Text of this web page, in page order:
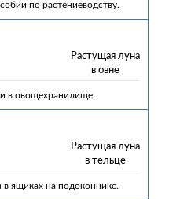
по растениеводству.
Растущая луна
в овне
в овощехранилище.
Растущая луна
в тельце
в ящиках на подоконнике.